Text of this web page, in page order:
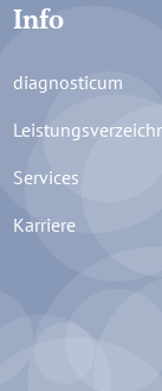
Info
diagnosticum
Services
Karriere